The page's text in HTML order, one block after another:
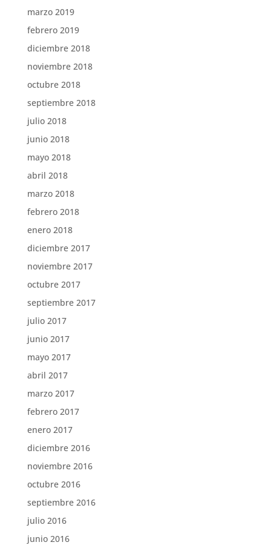
marzo 2019
febrero 2019
diciembre 2018
noviembre 2018
octubre 2018
septiembre 2018
julio 2018
junio 2018
mayo 2018
abril 2018
marzo 2018
febrero 2018
enero 2018
diciembre 2017
noviembre 2017
octubre 2017
septiembre 2017
julio 2017
junio 2017
mayo 2017
abril 2017
marzo 2017
febrero 2017
enero 2017
diciembre 2016
noviembre 2016
octubre 2016
septiembre 2016
julio 2016
junio 2016